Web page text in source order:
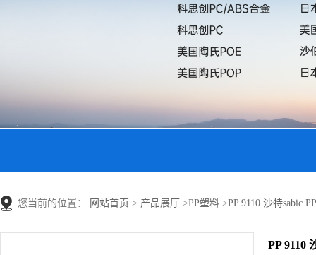
您当前的位置： 网站首页 > 产品展厅 >PP塑料 >PP 9110 沙特sabic
PP 9110